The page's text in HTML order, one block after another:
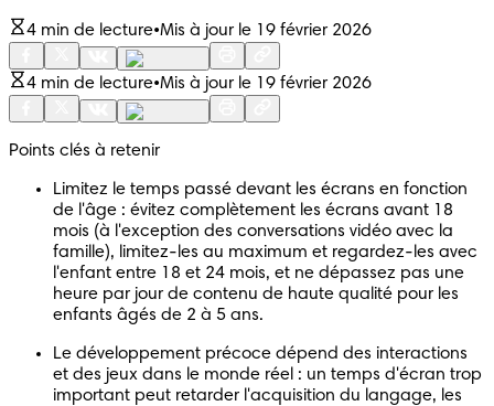
4 min de lecture•Mis à jour le 19 février 2026
4 min de lecture•Mis à jour le 19 février 2026
Points clés à retenir
Limitez le temps passé devant les écrans en fonction
de l'âge : évitez complètement les écrans avant 18
mois (à l'exception des conversations vidéo avec la
famille), limitez-les au maximum et regardez-les avec
l'enfant entre 18 et 24 mois, et ne dépassez pas une
heure par jour de contenu de haute qualité pour les
enfants âgés de 2 à 5 ans.
Le développement précoce dépend des interactions
et des jeux dans le monde réel : un temps d'écran trop
important peut retarder l'acquisition du langage, les